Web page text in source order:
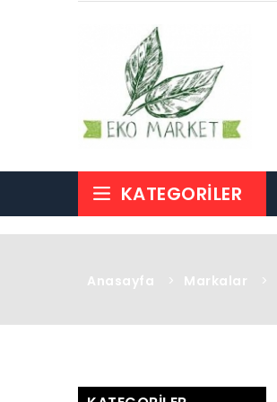
KATEGORILER
Anasayfa > Markalar >